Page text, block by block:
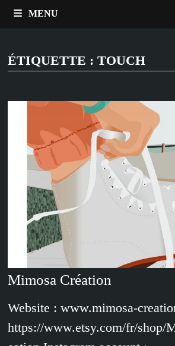
MENU
ÉTIQUETTE : TOUCH
Mimosa Création
Website : www.mimosa-
https://www.etsy.com/fr/shop/